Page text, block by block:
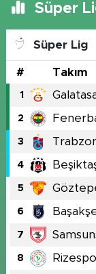
Süper
Süper Lig
# Takım
1
2
3
4
5
6
7
8